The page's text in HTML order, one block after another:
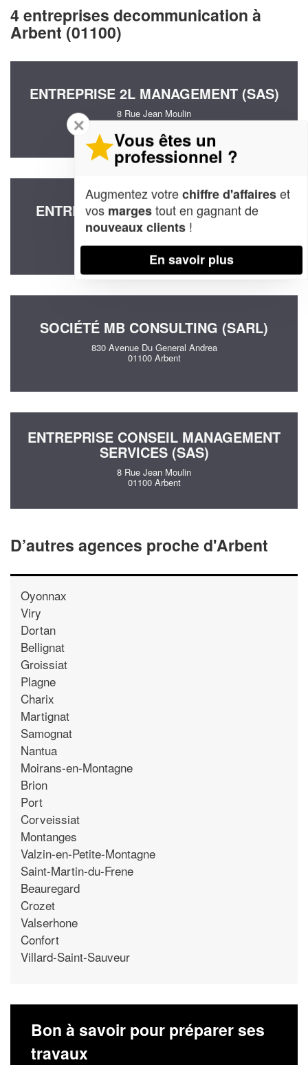
4 entreprises decommunication à
Arbent (01100)
ENTREPRISE 2L MANAGEMENT (SAS)
8 Rue Jean Moulin
01100 Arbent
ENTREPRISE GRAPHIC LABO (SAS)
Zac De La Laye
SOCIÉTÉ MB CONSULTING (SARL)
830 Avenue Du General Andrea
01100 Arbent
ENTREPRISE CONSEIL MANAGEMENT
SERVICES (SAS)
8 Rue Jean Moulin
01100 Arbent
D’autres agences proche d'Arbent
Oyonnax
Viry
Dortan
Bellignat
Groissiat
Plagne
Charix
Martignat
Samognat
Nantua
Moirans-en-Montagne
Brion
Port
Corveissiat
Montanges
Valzin-en-Petite-Montagne
Saint-Martin-du-Frene
Beauregard
Crozet
Valserhone
Confort
Villard-Saint-Sauveur
Bon à savoir pour préparer ses
travaux
✕
Vous êtes un
professionnel ?
Augmentez votrechiffre d'affaireset
vos margestout en gagnant de
nouveaux clients !
En savoir plus